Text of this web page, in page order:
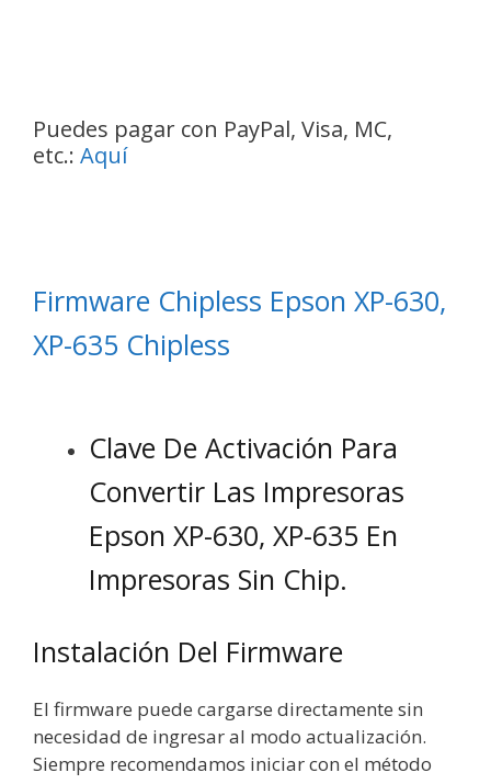
Puedes pagar con PayPal, Visa, MC,
etc.: Aquí
Firmware Chipless Epson XP-630,
XP-635 Chipless
Clave De Activación Para
Convertir Las Impresoras
Epson XP-630, XP-635 En
Impresoras Sin Chip.
Instalación Del Firmware
El firmware puede cargarse directamente sin
necesidad de ingresar al modo actualización.
Siempre recomendamos iniciar con el método